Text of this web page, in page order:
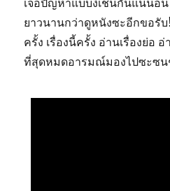
เจอปัญหาแบบงี้เช่นกันแน่นอน
ยาวนานกว่าดูหนังซะอีกขอรั
ครั้ง เรื่องนี้ครั้ง อ่านเรื่องย่อ
ที่สุดหมดอารมณ์มองไปซะซน